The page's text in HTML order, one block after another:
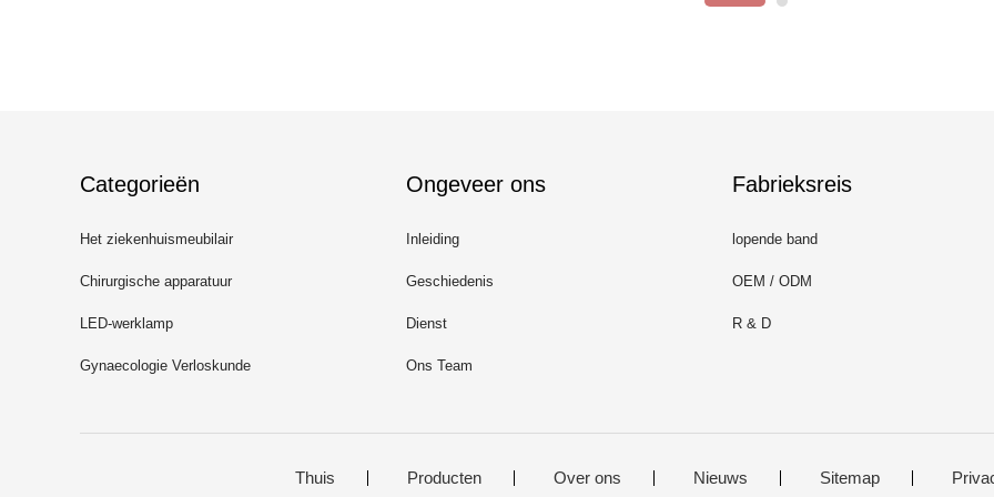
Categorieën
Het ziekenhuismeubilair
Chirurgische apparatuur
LED-werklamp
Gynaecologie Verloskunde
Ongeveer ons
Inleiding
Geschiedenis
Dienst
Ons Team
Fabrieksreis
lopende band
OEM / ODM
R & D
Thuis Producten Over ons Nieuws Sitemap